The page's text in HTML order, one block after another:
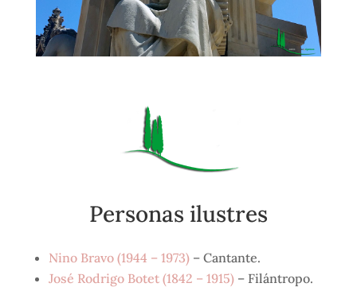
Personas ilustres
Nino Bravo (1944 – 1973) – Cantante.
José Rodrigo Botet (1842 – 1915)– Filántropo.